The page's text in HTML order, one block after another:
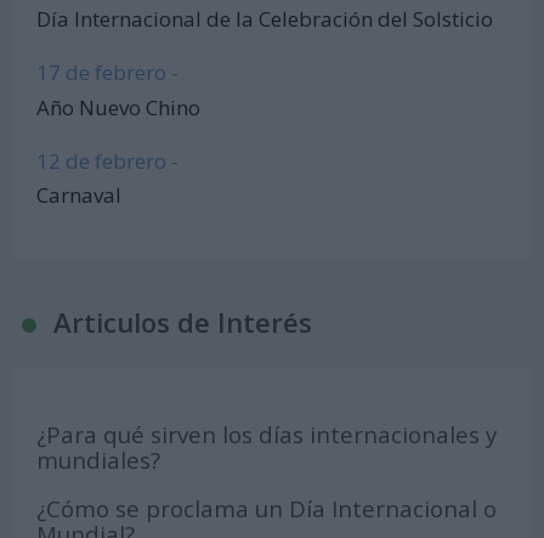
Día Internacional de la Celebración del Solsticio
17 de febrero -
Año Nuevo Chino
12 de febrero -
Carnaval
Articulos de Interés
¿Para qué sirven los días internacionales y
mundiales?
¿Cómo se proclama un Día Internacional o